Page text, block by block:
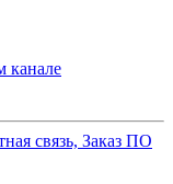
канале
связь, Заказ ПО